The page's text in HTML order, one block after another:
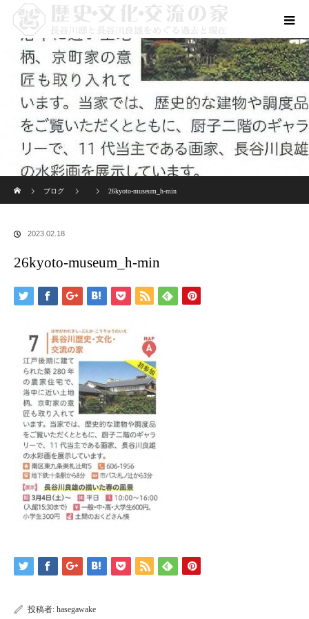
ブログ
26kyoto-museum_h-min
2023.02.18
26kyoto-museum_h-min
投稿者: hasegawake